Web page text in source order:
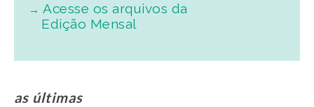
Acesse os arquivos da
Edição Mensal
as últimas